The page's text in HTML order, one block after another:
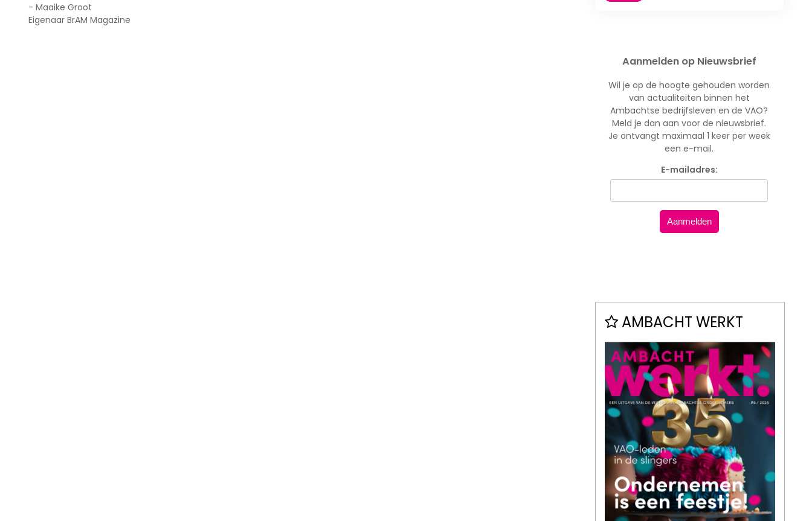
- Maaike Groot
Eigenaar BrAM Magazine
Aanmelden op Nieuwsbrief
Wil je op de hoogte gehouden worden
van actualiteiten binnen het
Ambachtse bedrijfsleven en de VAO?
Meld je dan aan voor de nieuwsbrief.
Je ontvangt maximaal 1 keer per week
een e-mail.
E-mailadres:
Aanmelden
AMBACHT WERKT